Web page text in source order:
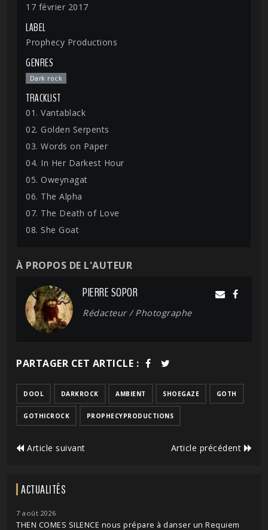
17 février 2017
LABEL
Prophecy Productions
GENRES
Dark rock
TRACKLIST
01. Vantablack
02. Golden Serpents
03. Words on Paper
04. In Her Darkest Hour
05. Oweynagat
06. The Alpha
07. The Death of Love
08. She Goat
À PROPOS DE L'AUTEUR
PIERRE SOPOR
Rédacteur / Photographe
PARTAGER CET ARTICLE :
DOOL DARKROCK AMBIENT SHOEGAZE GOTH
GOTHICROCK PROPHECYPRODUCTIONS
Article suivant Article précédent
ACTUALITÉS
7 août 2026
THEN COMES SILENCE nous prépare à danser un Requiem